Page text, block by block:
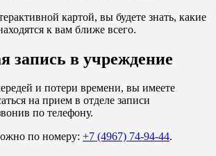
картой, вы будете знать, какие
к вам ближе всего.
запись в учреждение
и потери времени, вы имеете
на прием в отделе записи
по телефону.
по номеру: +7 (4967) 74-94-44.